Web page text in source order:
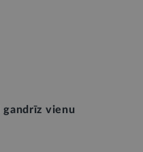
gandrīz vienu